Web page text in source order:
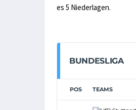
es 5 Niederlagen.
BUNDESLIGA
POS TEAMS